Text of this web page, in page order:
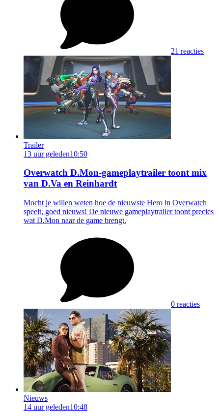
21 reacties
Trailer
13 uur geleden10:50
Overwatch D.Mon-gameplaytrailer toont mix
van D.Va en Reinhardt
Mocht je willen weten hoe de nieuwste Hero in Overwatch
speelt, goed nieuws! De nieuwe gameplaytrailer toont precies
wat D.Mon naar de game brengt.
0 reacties
Nieuws
14 uur geleden10:48